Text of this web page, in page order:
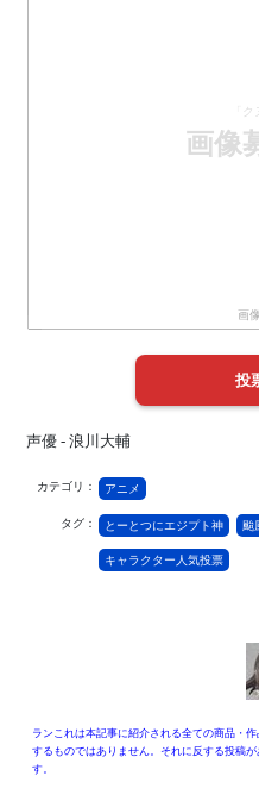
「ク
画像
声優 - 浪川大輔
カテゴリ： アニメ
タグ： とーとつにエジプト神 颱
キャラクター人気投票
ランこれは本記事に紹介される全ての商品・
するものではありません。それに反する投稿が
す。